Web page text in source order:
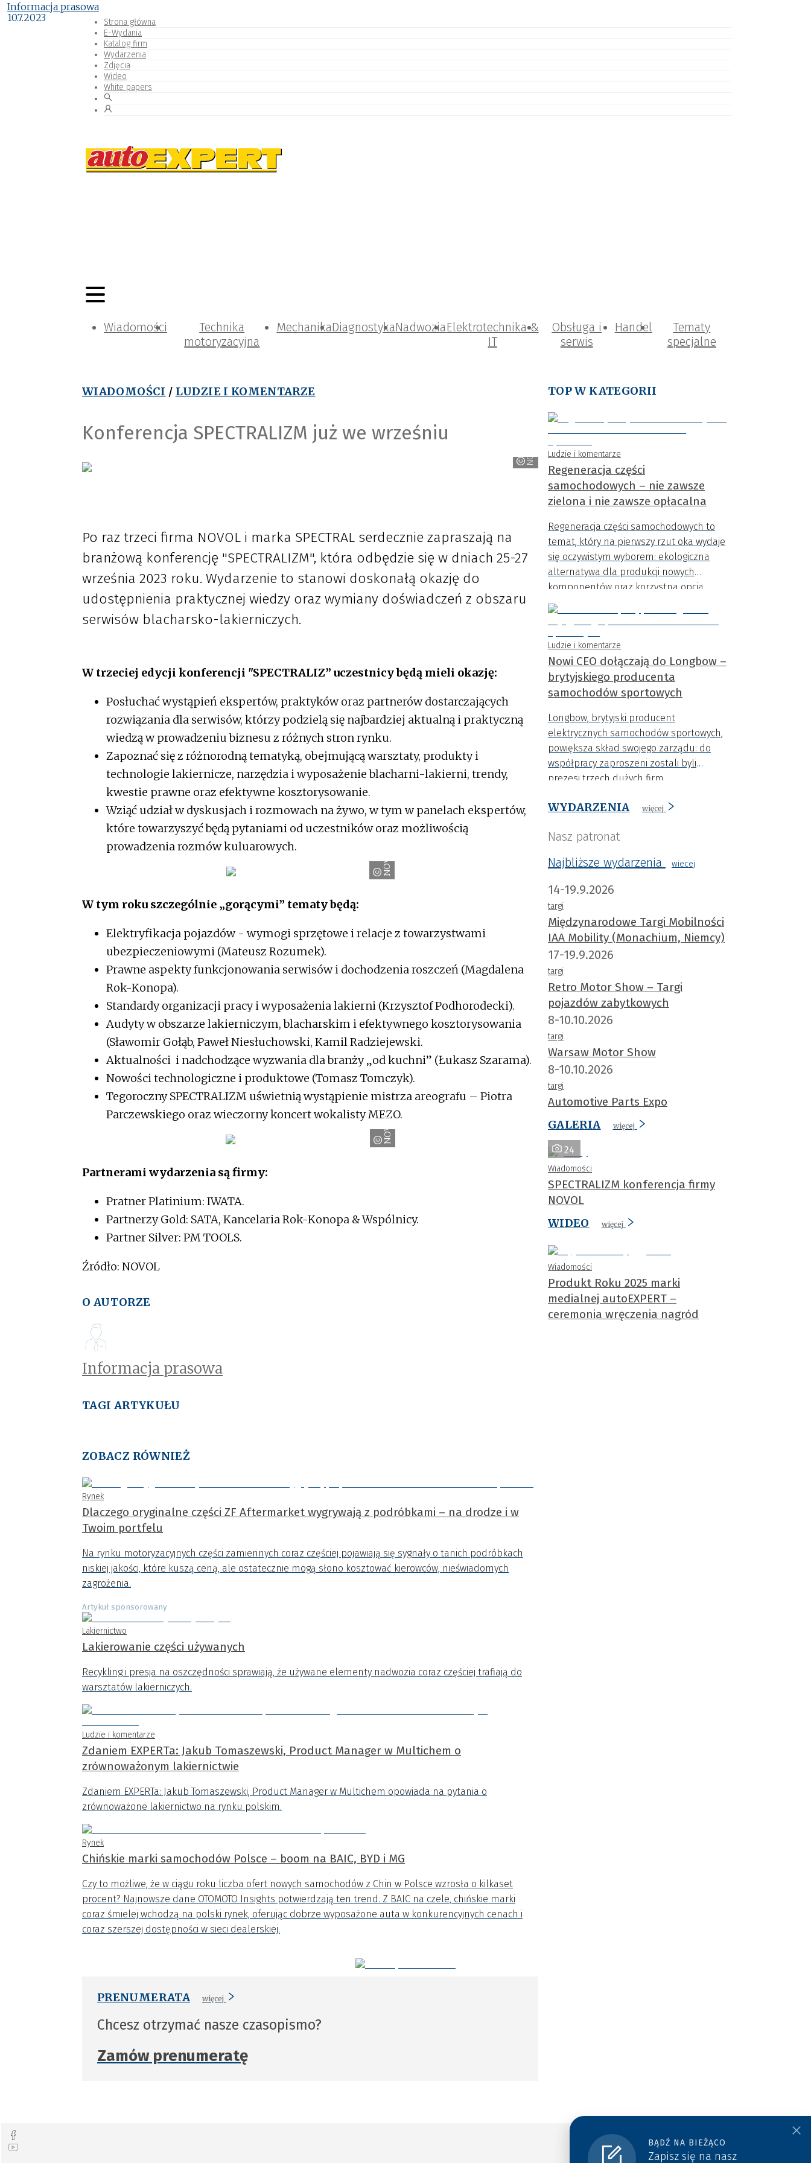
Strona główna
E-Wydania
Katalog firm
Wydarzenia
Zdjęcia
Wideo
White papers
Wiadomości
Technika
motoryzacyjna
MechanikaDiagnostykaNadwoziaElektrotechnika &
IT
Obsługa i
serwis
Handel
Tematy
specjalne
WIADOMOŚCI / LUDZIE I KOMENTARZE
Konferencja SPECTRALIZM już we wrześniu
NOVOL
Informacja prasowa
10.7.2023
Po raz trzeci firma NOVOL i marka SPECTRAL serdecznie zapraszają na
branżową konferencję "SPECTRALIZM", która odbędzie się w dniach 25-27
września 2023 roku. Wydarzenie to stanowi doskonałą okazję do
udostępnienia praktycznej wiedzy oraz wymiany doświadczeń z obszaru
serwisów blacharsko-lakierniczych.
W trzeciej edycji konferencji "SPECTRALIZ” uczestnicy będą mieli okazję:
Posłuchać wystąpień ekspertów, praktyków oraz partnerów dostarczających
rozwiązania dla serwisów, którzy podzielą się najbardziej aktualną i praktyczną
wiedzą w prowadzeniu biznesu z różnych stron rynku.
Zapoznać się z różnorodną tematyką, obejmującą warsztaty, produkty i
technologie lakiernicze, narzędzia i wyposażenie blacharni-lakierni, trendy,
kwestie prawne oraz efektywne kosztorysowanie.
Wziąć udział w dyskusjach i rozmowach na żywo, w tym w panelach ekspertów,
które towarzyszyć będą pytaniami od uczestników oraz możliwością
prowadzenia rozmów kuluarowych.
NOVOL
W tym roku szczególnie „gorącymi” tematy będą:
Elektryfikacja pojazdów - wymogi sprzętowe i relacje z towarzystwami
ubezpieczeniowymi (Mateusz Rozumek).
Prawne aspekty funkcjonowania serwisów i dochodzenia roszczeń (Magdalena
Rok-Konopa).
Standardy organizacji pracy i wyposażenia lakierni (Krzysztof Podhorodecki).
Audyty w obszarze lakierniczym, blacharskim i efektywnego kosztorysowania
(Sławomir Gołąb, Paweł Niesłuchowski, Kamil Radziejewski.
Aktualności i nadchodzące wyzwania dla branży „od kuchni” (Łukasz Szarama).
Nowości technologiczne i produktowe (Tomasz Tomczyk).
Tegoroczny SPECTRALIZM uświetnią wystąpienie mistrza areografu – Piotra
Parczewskiego oraz wieczorny koncert wokalisty MEZO.
NOVOL
Partnerami wydarzenia są firmy:
Pratner Platinium: IWATA.
Partnerzy Gold: SATA, Kancelaria Rok-Konopa & Wspólnicy.
Partner Silver: PM TOOLS.
Źródło: NOVOL
O AUTORZE
Informacja prasowa
TAGI ARTYKUŁU
ZOBACZ RÓWNIEŻ
Rynek
Dlaczego oryginalne części ZF Aftermarket wygrywają z podróbkami – na drodze i w
Twoim portfelu
Na rynku motoryzacyjnych części zamiennych coraz częściej pojawiają się sygnały o tanich podróbkach
niskiej jakości, które kuszą ceną, ale ostatecznie mogą słono kosztować kierowców, nieświadomych
zagrożenia.
Artykuł sponsorowany
Lakiernictwo
Lakierowanie części używanych
Recykling i presja na oszczędności sprawiają, że używane elementy nadwozia coraz częściej trafiają do
warsztatów lakierniczych.
Ludzie i komentarze
Zdaniem EXPERTa: Jakub Tomaszewski, Product Manager w Multichem o
zrównoważonym lakiernictwie
Zdaniem EXPERTa: Jakub Tomaszewski, Product Manager w Multichem opowiada na pytania o
zrównoważone lakiernictwo na rynku polskim.
Rynek
Chińskie marki samochodów Polsce – boom na BAIC, BYD i MG
Czy to możliwe, że w ciągu roku liczba ofert nowych samochodów z Chin w Polsce wzrosła o kilkaset
procent? Najnowsze dane OTOMOTO Insights potwierdzają ten trend. Z BAIC na czele, chińskie marki
coraz śmielej wchodzą na polski rynek, oferując dobrze wyposażone auta w konkurencyjnych cenach i
coraz szerszej dostępności w sieci dealerskiej.
PRENUMERATA więcej
Chcesz otrzymać nasze czasopismo?
Zamów prenumeratę
TOP W KATEGORII
Ludzie i komentarze
Regeneracja części
samochodowych – nie zawsze
zielona i nie zawsze opłacalna
Regeneracja części samochodowych to
temat, który na pierwszy rzut oka wydaje
się oczywistym wyborem: ekologiczna
alternatywa dla produkcji nowych
komponentów oraz korzystna opcja
finansowa dla kierowców.
Ludzie i komentarze
Nowi CEO dołączają do Longbow –
brytyjskiego producenta
samochodów sportowych
Longbow, brytyjski producent
elektrycznych samochodów sportowych,
powiększa skład swojego zarządu: do
współpracy zaproszeni zostali byli
prezesi trzech dużych firm
– Dan Balmer, Mike Flewitt oraz Michael
WYDARZENIA więcej
Nasz patronat
Najbliższe wydarzenia
wiecej
14-19.9.2026
targi
Międzynarodowe Targi Mobilności
IAA Mobility (Monachium, Niemcy)
17-19.9.2026
targi
Retro Motor Show – Targi
pojazdów zabytkowych
8-10.10.2026
targi
Warsaw Motor Show
8-10.10.2026
targi
Automotive Parts Expo
GALERIA
więcej
24
Wiadomości
SPECTRALIZM konferencja firmy
NOVOL
WIDEO
więcej
Wiadomości
Produkt Roku 2025 marki
medialnej autoEXPERT –
ceremonia wręczenia nagród
BĄDŹ NA BIEŻĄCO
Zapisz się na nasz